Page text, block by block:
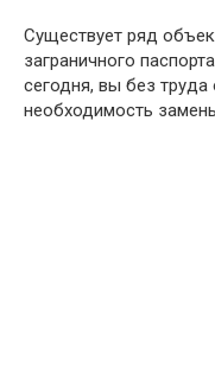
Существует ряд
заграничного
сегодня, вы без труда
необходимость